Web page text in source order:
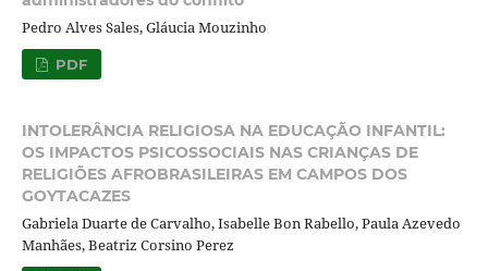
Pedro Alves Sales, Gláucia Mouzinho
PDF
INTOLERÂNCIA RELIGIOSA NA EDUCAÇÃO INFANTIL:
OS IMPACTOS PSICOSSOCIAIS NAS CRIANÇAS DE
RELIGIÕES AFROBRASILEIRAS EM CAMPOS DOS
GOYTACAZES
Gabriela Duarte de Carvalho, Isabelle Bon Rabello, Paula Azevedo
Manhães, Beatriz Corsino Perez